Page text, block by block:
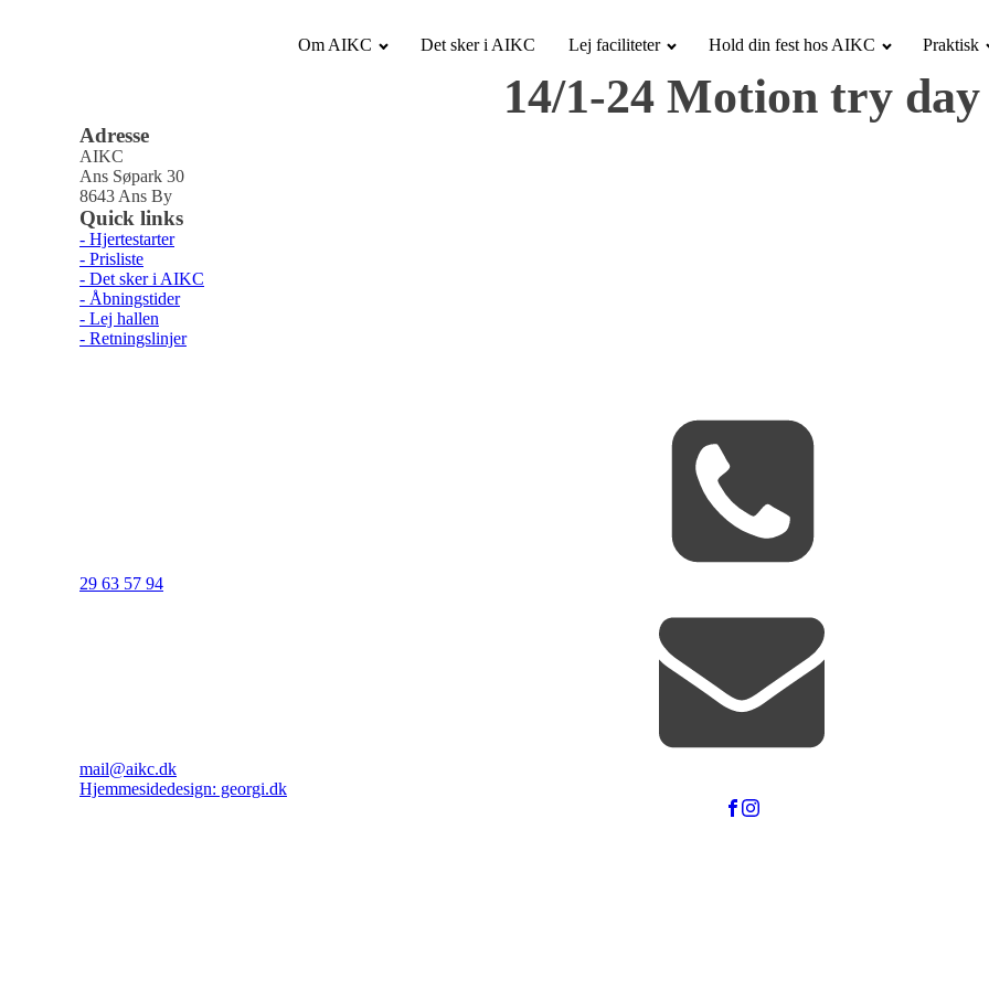
Om AIKC Det sker i AIKC Lej faciliteter Hold din fest hos AIKC Praktisk
14/1-24 Motion try day
Adresse
AIKC
Ans Søpark 30
8643 Ans By
Quick links
- Hjertestarter
- Prisliste
- Det sker i AIKC
- Åbningstider
- Lej hallen
- Retningslinjer
29 63 57 94
mail@aikc.dk
Hjemmesidedesign: georgi.dk